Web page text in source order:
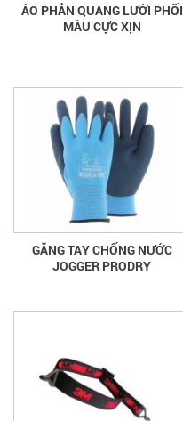
ÁO PHẢN QUANG LƯỚI PHỐI
MÀU CỰC XỊN
GĂNG TAY CHỐNG NƯỚC
JOGGER PRODRY